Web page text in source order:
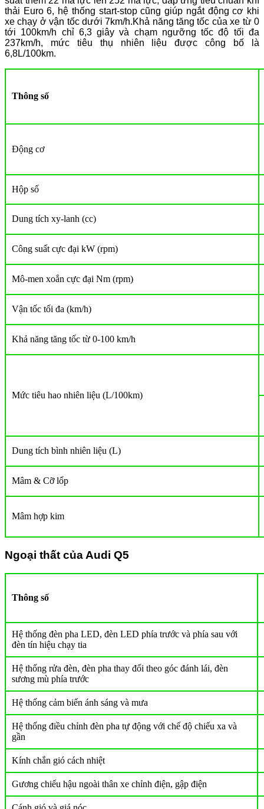
thải Euro 6, hệ thống start-stop cũng giúp ngắt động cơ khi
xe chạy ở vận tốc dưới 7km/h.Khả năng tăng tốc của xe từ 0
tới 100km/h chỉ 6,3 giây và chạm ngưỡng tốc độ tối đa
237km/h, mức tiêu thụ nhiên liệu được công bố là
6,8L/100km.
Thông số
Động cơ
Hộp số
Dung tích xy-lanh (cc)
Công suất cực đại kW (rpm)
Mô-men xoắn cực đại Nm (rpm)
Vận tốc tối đa (km/h)
Khả năng tăng tốc từ 0-100 km/h
Mức tiêu hao nhiên liệu (L/100km)
Dung tích bình nhiên liệu (L)
Mâm & Cỡ lốp
Mâm hợp kim
Ngoại thất của Audi Q5
Thông số
Hệ thống đèn pha LED, đèn LED phía trước và phía sau với
đèn tín hiệu chạy tia
Hệ thống rửa đèn, đèn pha thay đổi theo góc đánh lái, đèn
sương mù phía trước
Hệ thống cảm biến ánh sáng và mưa
Hệ thống điều chỉnh đèn pha tự động với chế độ chiếu xa và
gần
Kính chắn gió cách nhiệt
Gương chiếu hậu ngoài thân xe chỉnh điện, gập điện